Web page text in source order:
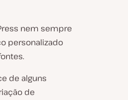
nem sempre
personalizado
de alguns
de